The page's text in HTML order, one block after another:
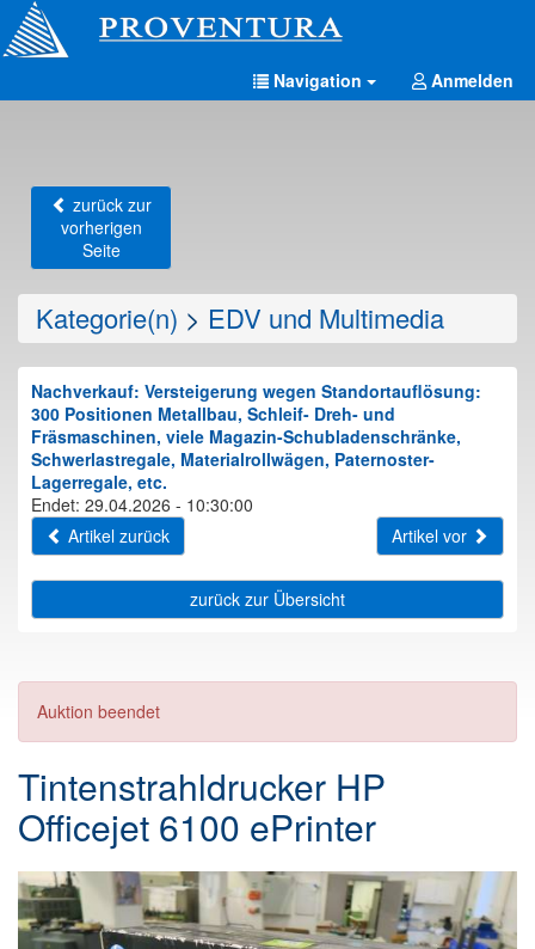
Navigation Anmelden
zurück zur
vorherigen
Seite
Kategorie(n) > EDV und Multimedia
Nachverkauf: Versteigerung wegen Standortauflösung:
300 Positionen Metallbau, Schleif- Dreh- und
Fräsmaschinen, viele Magazin-Schubladenschränke,
Schwerlastregale, Materialrollwägen, Paternoster-
Lagerregale, etc.
Endet: 29.04.2026 - 10:30:00
Artikel zurück
Artikel vor
zurück zur Übersicht
Auktion beendet
Tintenstrahldrucker HP
Officejet 6100 ePrinter